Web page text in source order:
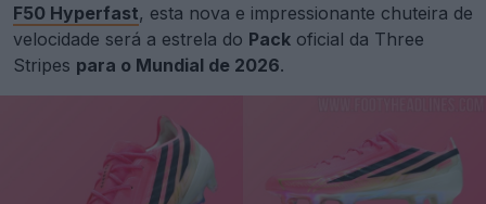
F50 Hyperfast, esta nova e impressionante chuteira de
velocidade será a estrela do Pack oficial da Three
Stripes para o Mundial de 2026.